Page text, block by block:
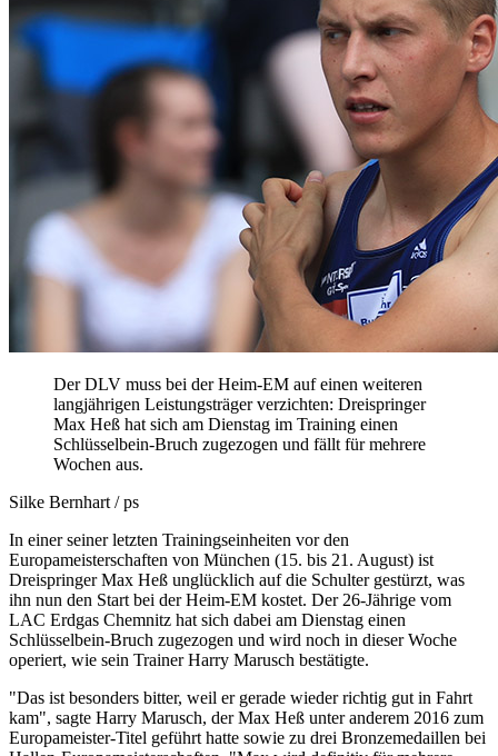
Der DLV muss bei der Heim-EM auf einen weiteren
langjährigen Leistungsträger verzichten: Dreispringer
Max Heß hat sich am Dienstag im Training einen
Schlüsselbein-Bruch zugezogen und fällt für mehrere
Wochen aus.
Silke Bernhart / ps
In einer seiner letzten Trainingseinheiten vor den
Europameisterschaften von München (15. bis 21. August) ist
Dreispringer Max Heß unglücklich auf die Schulter gestürzt, was
ihn nun den Start bei der Heim-EM kostet. Der 26-Jährige vom
LAC Erdgas Chemnitz hat sich dabei am Dienstag einen
Schlüsselbein-Bruch zugezogen und wird noch in dieser Woche
operiert, wie sein Trainer Harry Marusch bestätigte.
"Das ist besonders bitter, weil er gerade wieder richtig gut in Fahrt
kam", sagte Harry Marusch, der Max Heß unter anderem 2016 zum
Europameister-Titel geführt hatte sowie zu drei Bronzemedaillen bei